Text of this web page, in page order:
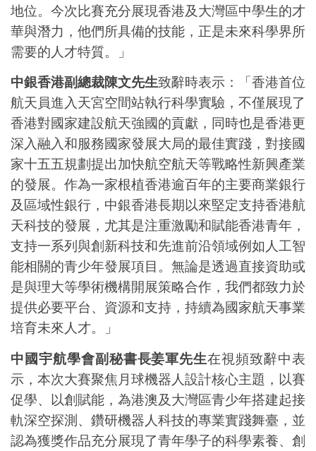
地位。今次比賽充分展現香港及大灣區中學生的才
華與潛力，他們所具備的技能，正是未來科學界所
需要的人才特質。」
中銀香港副總裁陳文先生致辭時表示：「香港首位
航天員進入天宮空間站執行科學實驗，不僅展現了
香港對國家建設航天強國的貢獻，同時也是香港更
深入融入和服務國家發展大局的最佳實踐，對接國
家十五五規劃提出加快航空航天等戰略性新興產業
的發展。作為一家根植香港逾百年的主要商業銀行
及區域性銀行，中銀香港長期以來堅定支持香港航
天科技的發展，尤其是注重激勵和賦能香港青年，
支持一系列與創新科技和先進前沿領域例如人工智
能相關的青少年發展項目。無論是透過直接資助或
是與理大等學術機構開展策略合作，我們都致力於
提供必要平台、資源和支持，持續為國家航天事業
培育未來人才。」
中國宇航學會副秘書長姜軍先生在視頻致辭中表
示，本次大賽聚焦月球機器人設計核心主題，以賽
促學、以創賦能，為港澳及大灣區青少年搭建起接
軌深空探測、鑽研機器人科技的專業實踐舞臺，並
認為獲獎作品充分展現了青年學子的科學素養、創